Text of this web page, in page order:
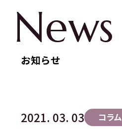
News
お知らせ
2021. 03. 03 コラム